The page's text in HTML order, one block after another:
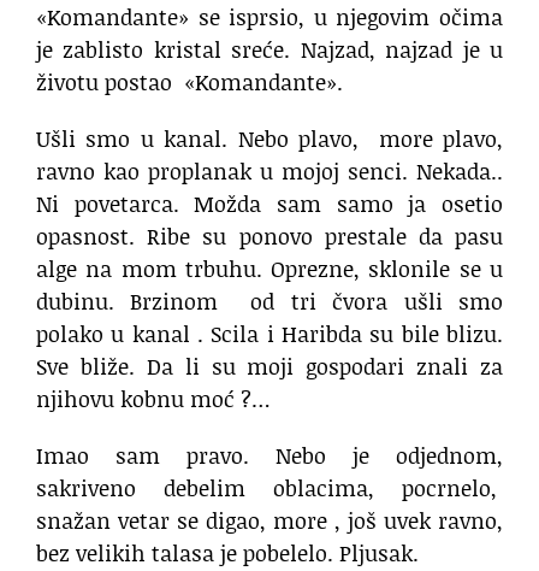
«Komandante» se isprsio, u njegovim očima
je zablisto kristal sreće. Najzad, najzad je u
životu postao «Komandante».
Ušli smo u kanal. Nebo plavo, more plavo,
ravno kao proplanak u mojoj senci. Nekada..
Ni povetarca. Možda sam samo ja osetio
opasnost. Ribe su ponovo prestale da pasu
alge na mom trbuhu. Oprezne, sklonile se u
dubinu. Brzinom od tri čvora ušli smo
polako u kanal . Scila i Haribda su bile blizu.
Sve bliže. Da li su moji gospodari znali za
njihovu kobnu moć ?…
Imao sam pravo. Nebo je odjednom,
sakriveno debelim oblacima, pocrnelo,
snažan vetar se digao, more , još uvek ravno,
bez velikih talasa je pobelelo. Pljusak.